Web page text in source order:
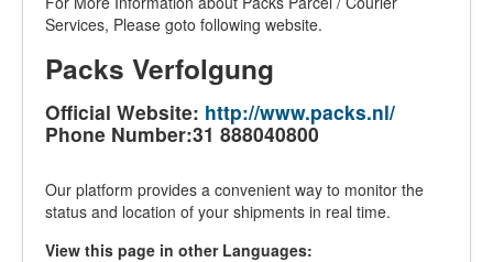
Services, Please goto following website.
Packs Verfolgung
Official Website: http://www.packs.nl/
Phone Number:31 888040800
Our platform provides a convenient way to monitor the
status and location of your shipments in real time.
View this page in other Languages: